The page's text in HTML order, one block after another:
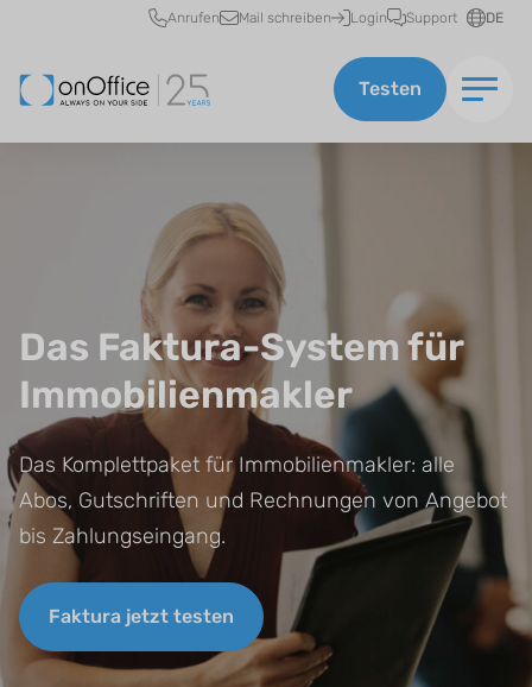
Schnellzugriff
Anrufen Mail schreiben Login Support DE
Testen
Das Faktura-System für
Immobilienmakler
Das Komplettpaket für Immobilienmakler: alle
Abos, Gutschriften und Rechnungen von Angebot
bis Zahlungseingang.
Faktura jetzt testen